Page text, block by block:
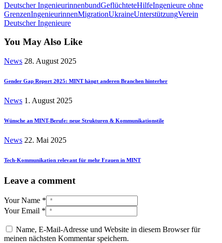
Deutscher IngenieurinnenbundGeflüchteteHilfeIngenieure ohne
GrenzenIngenieurinnenMigrationUkraineUnterstützungVerein
Deutscher Ingenieure
You May Also Like
News 28. August 2025
Gender Gap Report 2025: MINT hängt anderen Branchen hinterher
News 1. August 2025
Wünsche an MINT-Berufe: neue Strukturen & Kommunikationstile
News 22. Mai 2025
Tech-Kommunikation relevant für mehr Frauen in MINT
Leave a comment
Your Name *
Your Email *
Name, E-Mail-Adresse und Website in diesem Browser für
meinen nächsten Kommentar speichern.